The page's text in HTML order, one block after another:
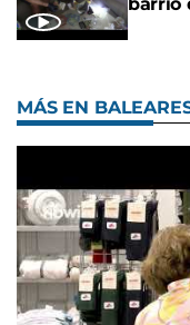
barrio
MÁS EN